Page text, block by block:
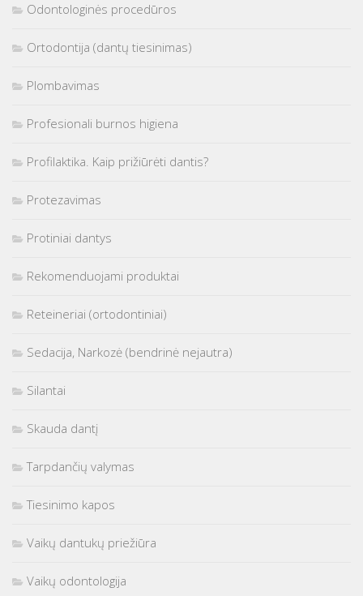
Odontologinės procedūros
Ortodontija (dantų tiesinimas)
Plombavimas
Profesionali burnos higiena
Profilaktika. Kaip prižiūrėti dantis?
Protezavimas
Protiniai dantys
Rekomenduojami produktai
Reteineriai (ortodontiniai)
Sedacija, Narkozė (bendrinė nejautra)
Silantai
Skauda dantį
Tarpdančių valymas
Tiesinimo kapos
Vaikų dantukų priežiūra
Vaikų odontologija